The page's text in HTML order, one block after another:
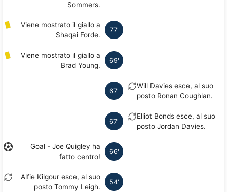
Sommers.
77'
Viene mostrato il giallo a
Shaqai Forde.
69'
Viene mostrato il giallo a
Brad Young.
67'
Will Davies esce, al suo
posto Ronan Coughlan.
67'
Elliot Bonds esce, al suo
posto Jordan Davies.
66'
Goal - Joe Quigley ha
fatto centro!
54'
Alfie Kilgour esce, al suo
posto Tommy Leigh.